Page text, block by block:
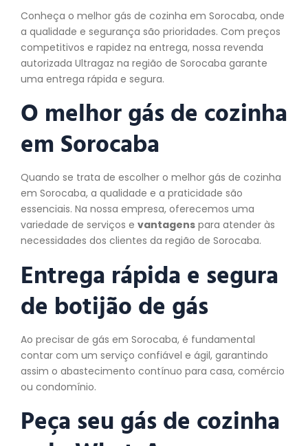
Conheça o melhor gás de cozinha em Sorocaba, onde
a qualidade e segurança são prioridades. Com preços
competitivos e rapidez na entrega, nossa revenda
autorizada Ultragaz na região de Sorocaba garante
uma entrega rápida e segura.
O melhor gás de cozinha
em Sorocaba
Quando se trata de escolher o melhor gás de cozinha
em Sorocaba, a qualidade e a praticidade são
essenciais. Na nossa empresa, oferecemos uma
variedade de serviços e vantagens para atender às
necessidades dos clientes da região de Sorocaba.
Entrega rápida e segura
de botijão de gás
Ao precisar de gás em Sorocaba, é fundamental
contar com um serviço confiável e ágil, garantindo
assim o abastecimento contínuo para casa, comércio
ou condomínio.
Peça seu gás de cozinha